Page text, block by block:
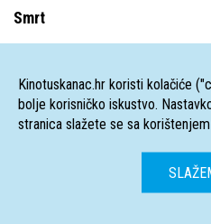
Smrt
Smrt huliganima
Smrt se zove Engelchen
Kinotuskanac.hr koristi kolačiće
bolje korisničko iskustvo.
stranica slažete se sa korištenjem